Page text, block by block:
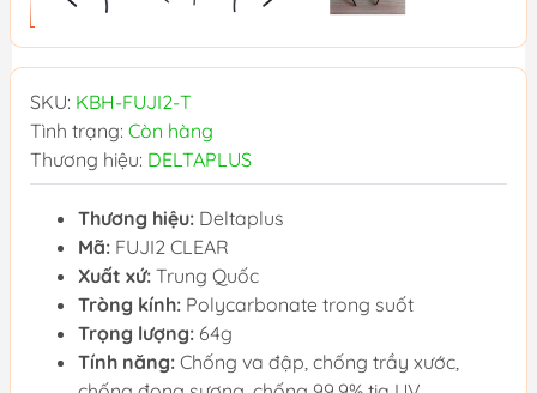
SKU: KBH-FUJI2-T
Tình trạng: Còn hàng
Thương hiệu: DELTAPLUS
Thương hiệu: Deltaplus
Mã: FUJI2 CLEAR
Xuất xứ: Trung Quốc
Tròng kính: Polycarbonate trong suốt
Trọng lượng: 64g
Tính năng: Chống va đập, chống trầy xước,